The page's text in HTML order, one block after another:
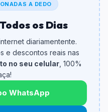
link.
exigido ou Não
A DEDO
os Dias
diariamentente.
e descontos reais nas
no seu celular, 100%
WhatsApp